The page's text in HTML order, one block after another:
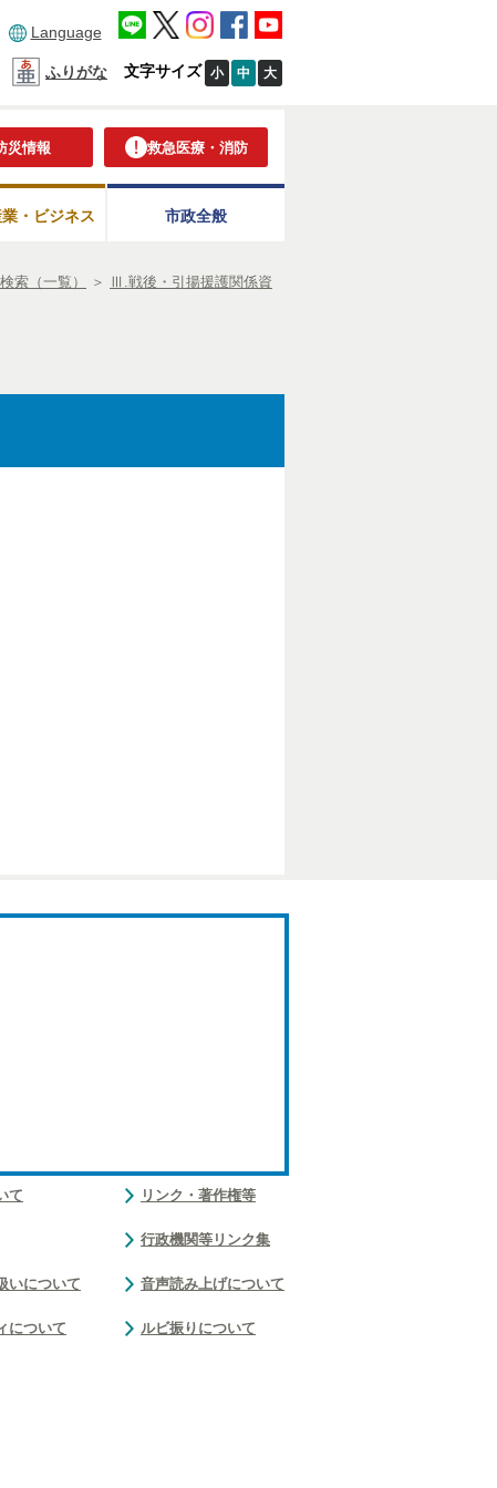
Language
ふりがな 文字サイズ 小 中 大
災情報 救急医療・消防
・ビジネス 市政全般
索（一覧） ＞ Ⅲ.戦後・引揚援護関係資
て
いについて
について
リンク・著作権等
行政機関等リンク集
音声読み上げについて
ルビ振りについて